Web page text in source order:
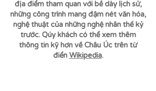
địa điểm tham quan với bề dày lịch sử,
những công trình mang đậm nét văn hóa,
nghệ thuật của những nghệ nhân thế kỷ
trước. Qúy khách có thể xem thêm
thông tin kỹ hơn về Châu Úc trên từ
điển Wikipedia.